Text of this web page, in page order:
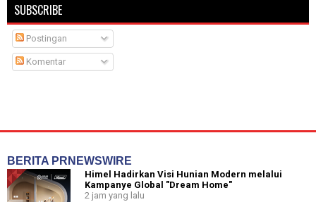
SUBSCRIBE
Postingan
Komentar
BERITA PRNEWSWIRE
Himel Hadirkan Visi Hunian Modern melalui
Kampanye Global "Dream Home"
2 jam yang lalu